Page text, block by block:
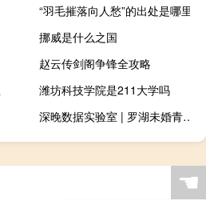
“羽毛摧落向人愁”的出处是哪里
挪威是什么之国
赵云传剑阁争锋全攻略
潍坊科技学院是211大学吗
深晚数据实验室 | 罗湖未婚青年婚恋图鉴 到底什么情况嘞
☚